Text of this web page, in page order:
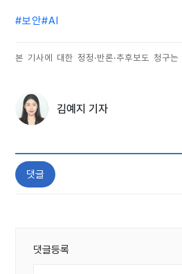
#보안#AI
본 기사에 대한 정정·반론·추후보도 청구는
김예지 기자
댓글
댓글등록